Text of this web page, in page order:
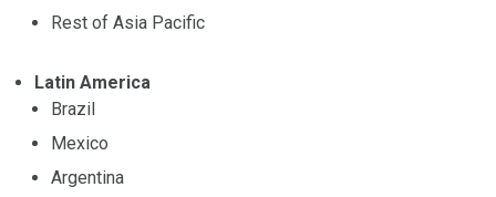
Rest of Asia Pacific
Latin America
Brazil
Mexico
Argentina